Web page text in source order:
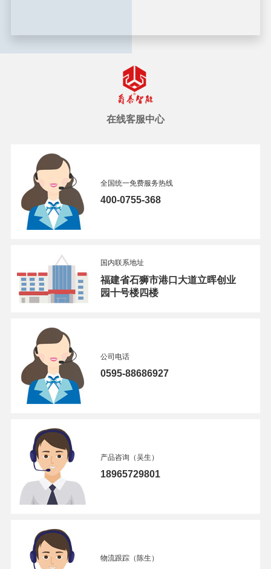
在线客服中心
全国统一免费服务热线
400-0755-368
国内联系地址
福建省石狮市港口大道立晖创业
园十号楼四楼
公司电话
0595-88686927
产品咨询（吴生）
18965729801
物流跟踪（陈生）